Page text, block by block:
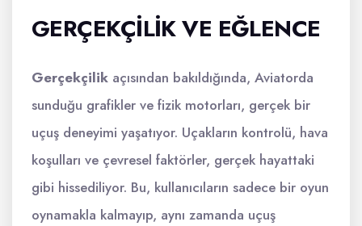
GERÇEKÇILIK VE EĞLENCE
Gerçekçilik açısından bakıldığında, Aviatorda
sunduğu grafikler ve fizik motorları, gerçek bir
uçuş deneyimi yaşatıyor. Uçakların kontrolü, hava
koşulları ve çevresel faktörler, gerçek hayattaki
gibi hissediliyor. Bu, kullanıcıların sadece bir oyun
oynamakla kalmayıp, aynı zamanda uçuş